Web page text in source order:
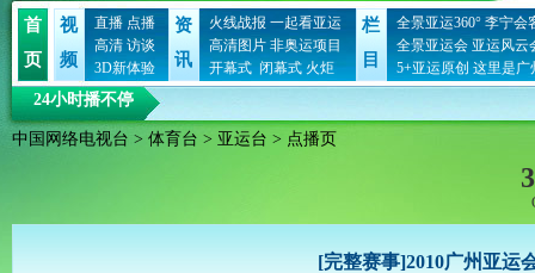
首
页
视
频
直播 点播
高清 访谈
3D新体验
资
讯
火线战报 一起看亚运
高清图片 非奥运项目
开幕式 闭幕式 火炬
栏
目
全景亚运360° 李宁会
全景亚运会 亚运风云
5+亚运原创 这里是广
24小时播不停
中国网络电视台 > 体育台 > 亚运台 > 点播页
[完整赛事]2010广州亚运